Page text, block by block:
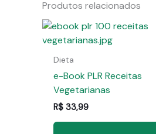
Produtos relacionados
Dieta
e-Book PLR Receitas
Vegetarianas
R$ 33,99